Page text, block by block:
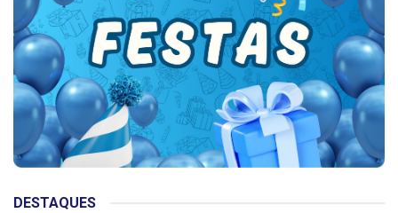
DESTAQUES